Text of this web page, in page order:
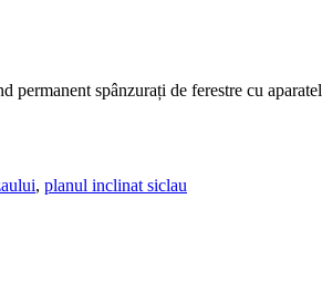
permanent spânzurați de ferestre cu
, planul inclinat siclau